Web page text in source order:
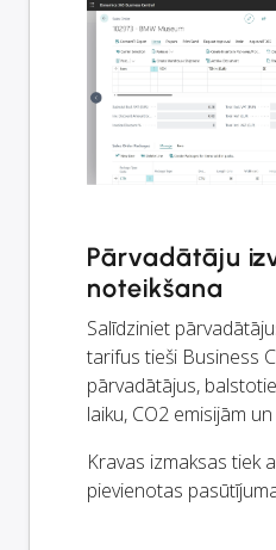
Pārvadātāju
noteikšana
Salīdziniet
tarifus tieši Business
pārvadātājus,
laiku, CO2 emisijām
Kravas izmaksas tiek
pievienotas